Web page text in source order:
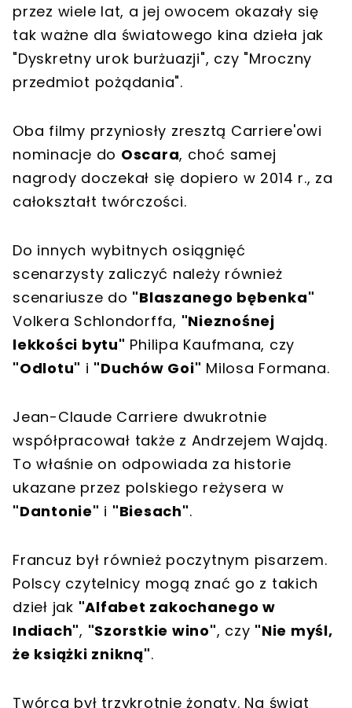
przez wiele lat, a jej owocem okazały się
tak ważne dla światowego kina dzieła jak
"Dyskretny urok burżuazji", czy "Mroczny
przedmiot pożądania".
Oba filmy przyniosły zresztą Carriere'owi
nominacje do Oscara, choć samej
nagrody doczekał się dopiero w 2014 r., za
całokształt twórczości.
Do innych wybitnych osiągnięć
scenarzysty zaliczyć należy również
scenariusze do "Blaszanego bębenka"
Volkera Schlondorffa, "Nieznośnej
lekkości bytu" Philipa Kaufmana, czy
"Odlotu" i "Duchów Goi" Milosa Formana.
Jean-Claude Carriere dwukrotnie
współpracował także z Andrzejem Wajdą.
To właśnie on odpowiada za historie
ukazane przez polskiego reżysera w
"Dantonie" i "Biesach".
Francuz był również poczytnym pisarzem.
Polscy czytelnicy mogą znać go z takich
dzieł jak "Alfabet zakochanego w
Indiach", "Szorstkie wino", czy "Nie myśl,
że książki znikną".
Twórca był trzykrotnie żonaty. Na świat